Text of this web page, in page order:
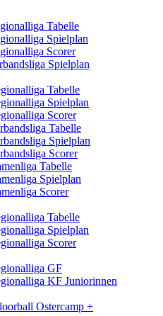
Tabelle
Spielplan
Scorer
Spielplan
Tabelle
Spielplan
Scorer
Tabelle
Spielplan
Scorer
Tabelle
Spielplan
Scorer
Tabelle
Spielplan
Scorer
GF
KF Juniorinnen
Ostercamp +